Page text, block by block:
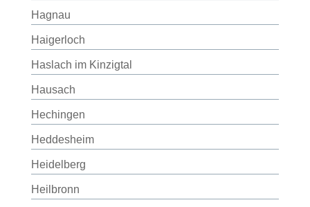
Hagnau
Haigerloch
Haslach im Kinzigtal
Hausach
Hechingen
Heddesheim
Heidelberg
Heilbronn